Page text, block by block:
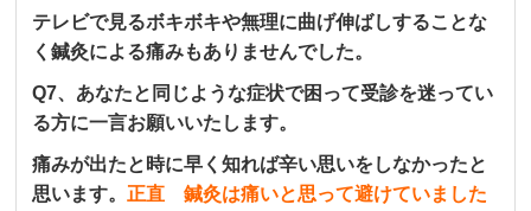
テレビで見るボキボキや無理に曲げ伸ばしすることな
く鍼灸による痛みもありませんでした。
Q7、あなたと同じような症状で困って受診を迷ってい
る方に一言お願いいたします。
痛みが出たと時に早く知れば辛い思いをしなかったと
思います。 正直 鍼灸は痛いと思って避けていました